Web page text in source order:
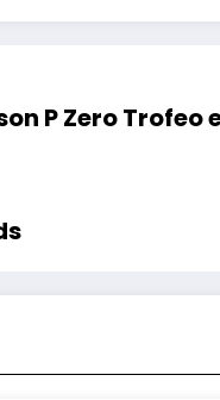
P Zero Trofeo